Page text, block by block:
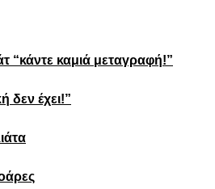
“κάντε καμιά μεταγραφή!”
δεν έχει!”